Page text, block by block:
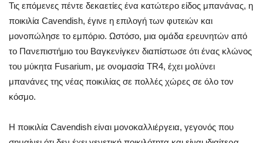
Τις επόμενες πέντε δεκαετίες ένα κατώτερο είδος μπανάνας, η
ποικιλία Cavendish, έγινε η επιλογή των φυτειών και
μονοπώλησε το εμπόριο. Ωστόσο, μια ομάδα ερευνητών από
το Πανεπιστήμιο του Βαγκενίγκεν διαπίστωσε ότι ένας κλώνος
του μύκητα Fusarium, με ονομασία TR4, έχει μολύνει
μπανάνες της νέας ποικιλίας σε πολλές χώρες σε όλο τον
κόσμο.
Η ποικιλία Cavendish είναι μονοκαλλιέργεια, γεγονός που